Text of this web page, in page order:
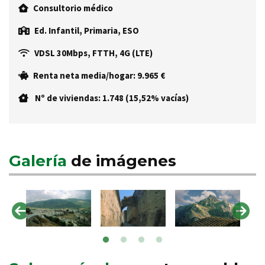
Consultorio médico
Ed. Infantil, Primaria, ESO
VDSL 30Mbps, FTTH, 4G (LTE)
Renta neta media/hogar: 9.965 €
Nº de viviendas: 1.748 (15,52% vacías)
Galería de imágenes